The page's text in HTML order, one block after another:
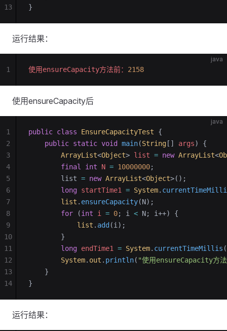
}
13
运行结果：
java
使用ensureCapacity方法前： 2158
1
使用ensureCapacity后
java
public class EnsureCapacityTest {
    public
static void main(String [] args)
{
        ArrayList
<Object> list = new ArrayList<
        final
int N = 10000000;
        list
= new ArrayList<Object>();
        long
startTime1 = System.
        list
. ensureCapacity(N);
        for
(int i = 0; i < N; i++) {
            list
. add (i);
        }
        long
endTime1 = System. currentTimeMillis
        System
. out . println( "使用ensureCapacity方
    }
}
1
2
3
4
5
6
7
8
9
10
11
12
13
14
运行结果：